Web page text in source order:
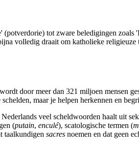
tot zware beledigingen
volledig draait om katholieke religieuze
door meer dan 321 miljoen mensen
maar je helpen herkennen en
veel scheldwoorden haalt uit
(putain, enculé), scatologische termen (
taalkundigen sacres noemen en dat geen